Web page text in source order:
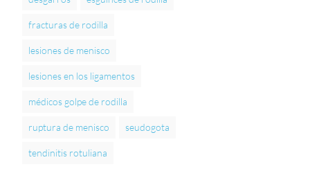
fracturas de rodilla
lesiones de menisco
lesiones en los ligamentos
médicos golpe de rodilla
ruptura de menisco seudogota
tendinitis rotuliana